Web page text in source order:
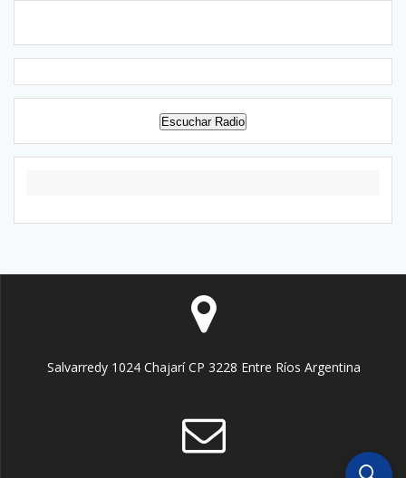
Escuchar Radio
Salvarredy 1024 Chajarí CP 3228 Entre Ríos Argentina